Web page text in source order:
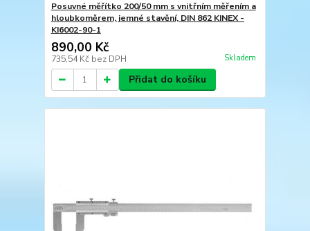
Posuvné měřítko 200/50 mm s vnitřním měřením a
hloubkoměrem, jemné stavění, DIN 862 KINEX -
KI6002-90-1
890,00 Kč
735,54 Kč bez DPH Skladem
Přidat do košíku